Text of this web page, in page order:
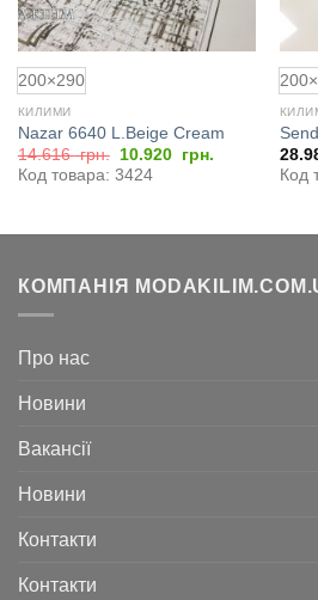
200×290
КИЛИМИ
Nazar 6640 L.Beige Cream
14.616грн.
Оригінальна
ціна:
14.616
10.920 грн.Поточна
Код товара: 3424
Код
КОМПАНІЯ
Про нас
Новини
Вакансії
Новини
Контакти
Контакти